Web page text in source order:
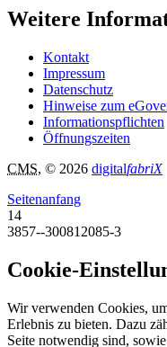
Weitere
Kontakt
Impressum
Datenschutz
Hinweise zum
Informationspflichten
Öffnungszeiten
CMS, © 2026 digitalfabriX
Seitenanfang
14
3857--300812085-3
Cookie-
Wir verwenden Cookies,
Erlebnis zu bieten. Dazu
Seite notwendig sind,